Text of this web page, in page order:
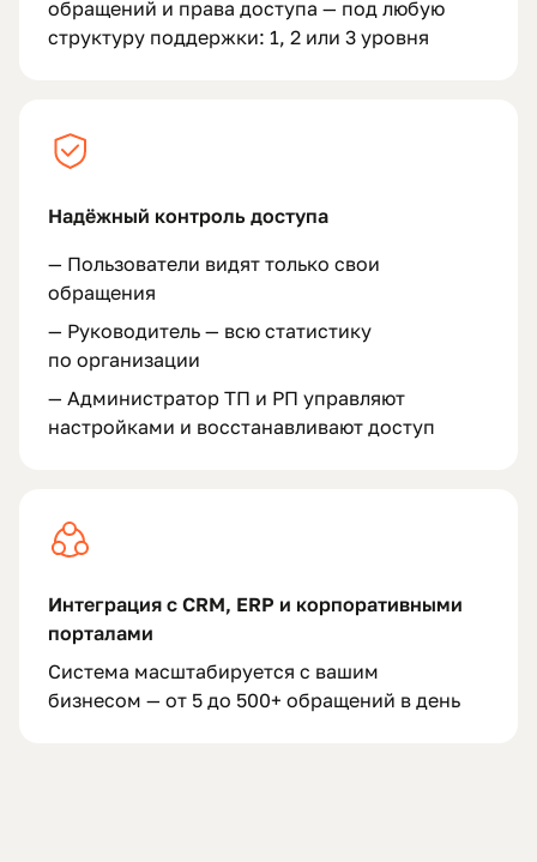
обращений и права доступа — под любую
структуру поддержки: 1, 2 или 3 уровня
Надёжный контроль доступа
— Пользователи видят только свои
обращения
— Руководитель — всю статистику
по организации
— Администратор ТП и РП управляют
настройками и восстанавливают доступ
Интеграция с CRM, ERP и корпоративными
порталами
Система масштабируется с вашим
бизнесом — от 5 до 500+ обращений в день